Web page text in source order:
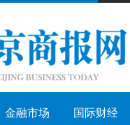
金融市场 国际财经